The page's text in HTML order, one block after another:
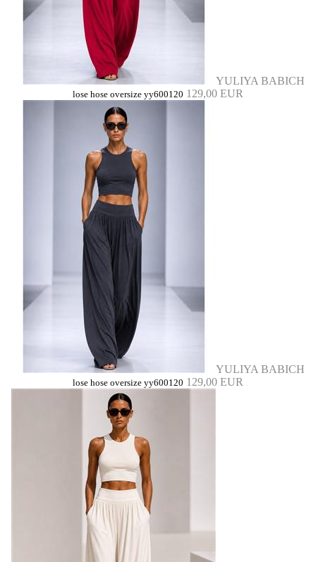
YULIYA BABICH
lose hose oversize yy600120 129,00 EUR
YULIYA BABICH
lose hose oversize yy600120 129,00 EUR